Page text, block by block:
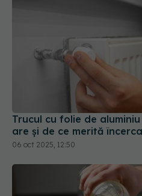
Trucul cu folie de
are și de ce merită încercat